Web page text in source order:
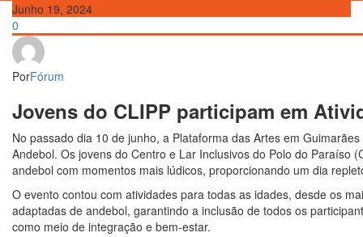
Junho 19, 2024
0
PorFórum
Jovens do CLIPP participam em
No passado dia 10 de junho, a Plataforma das Artes em
Andebol. Os jovens do Centro e Lar Inclusivos do Polo do Paraíso
andebol com momentos mais lúdicos, proporcionando um dia
O evento contou com atividades para todas as idades, desde os
adaptadas de andebol, garantindo a inclusão de todos os
como meio de integração e bem-estar.